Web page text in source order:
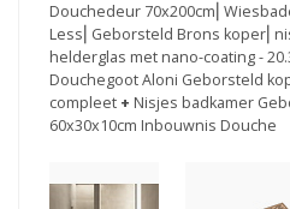
Douchedeur
Less⎢Geborsteld Brons
helderglas met nano-coating -
Douchegoot Aloni Geborsteld
compleet + Nisjes badkamer
60x30x10cm Inbouwnis Douche